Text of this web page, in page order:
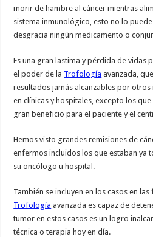
morir de hambre al cáncer mientras
sistema inmunológico, esto no lo
desgracia ningún medicamento o
Es una gran lastima y pérdida de vidas
el poder de la Trofología avanzada,
resultados jamás alcanzables por
en clínicas y hospitales, excepto los que
gran beneficio para el paciente y el
Hemos visto grandes remisiones de
enfermos incluidos los que estaban ya
su oncólogo u hospital.
También se incluyen en los casos en
Trofología avanzada es capaz de
tumor en estos casos es un logro
técnica o terapia hoy en día.